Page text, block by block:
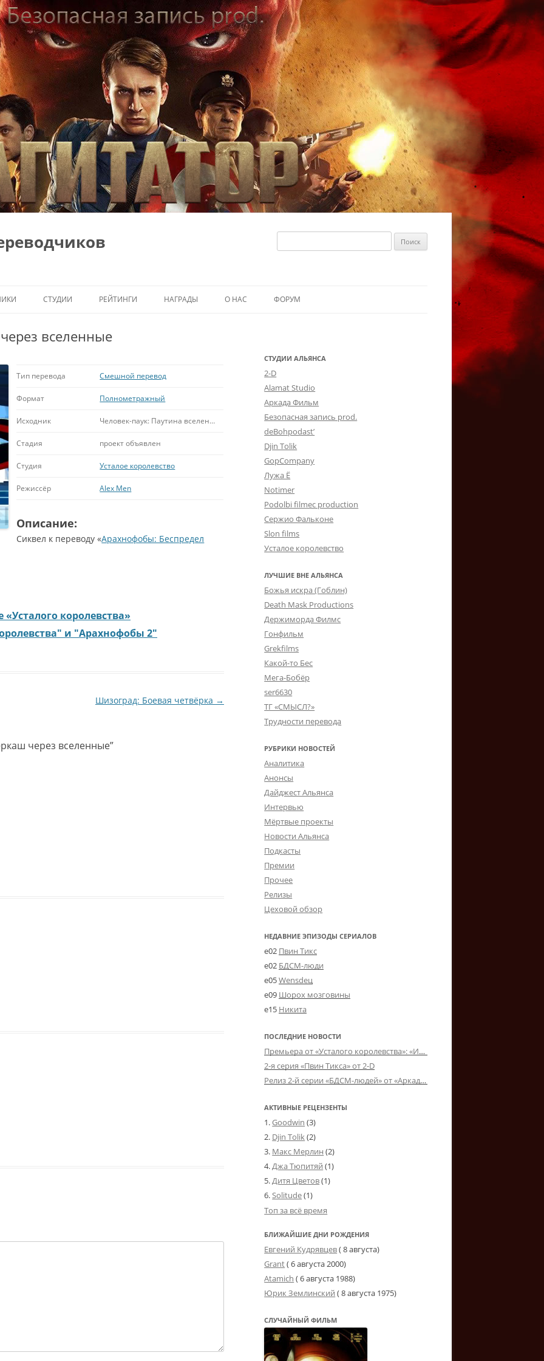
Найти:
СТУДИИ РЕЙТИНГИ НАГРАДЫ О НАС
ИСТОРИЯ АЛЬЯНСА
ФОРУМ
вселенные
Тип перевода Смешной перевод
Формат Полнометражный
Исходник Человек-паук: Паутина вселенных
Стадия проект объявлен
Студия Усталое королевство
Режиссёр Alex Men
Описание:
Сиквел к переводу «Арахнофобы: Беспредел
королевства»
и "Арахнофобы 2"
Шизоград: Боевая четвёрка →
через вселенные”
СТУДИИ АЛЬЯНСА
2-D
Alamat Studio
Аркада Фильм
Безопасная запись prod.
deBohpodast’
Djin Tolik
GopCompany
Лужа Ё
Notimer
Podolbi filmec production
Сержио Фальконе
Slon films
Усталое королевство
ЛУЧШИЕ ВНЕ АЛЬЯНСА
Божья искра (Гоблин)
Death Mask Productions
Держиморда Филмс
Гонфильм
Grekfilms
Какой-то Бес
Мега-Бобёр
ser6630
ТГ «СМЫСЛ?»
Трудности перевода
РУБРИКИ НОВОСТЕЙ
Аналитика
Анонсы
Дайджест Альянса
Интервью
Мёртвые проекты
Новости Альянса
Подкасты
Премии
Прочее
Релизы
Цеховой обзор
НЕДАВНИЕ ЭПИЗОДЫ СЕРИАЛОВ
e02 Пвин Тикс
e02 БДСМ-люди
e05Wensdeц
e09 Шорох мозговины
e15 Никита
ПОСЛЕДНИЕ НОВОСТИ
Премьера от «Усталого королевства»: «Игорь начал»
2-я серия «Пвин Тикса» от 2-D
Релиз 2-й серии «БДСМ-людей» от «Аркада Фильм»
АКТИВНЫЕ РЕЦЕНЗЕНТЫ
Goodwin (3)
Djin Tolik(2)
Макс Мерлин (2)
Джа Тюпитяй (1)
Дитя Цветов(1)
Solitude(1)
Топ за всё время
БЛИЖАЙШИЕ ДНИ РОЖДЕНИЯ
Евгений Кудрявцев( 8 августа)
Grant(6 августа 2000)
Atamich (6 августа 1988)
Юрик Землинский (8 августа 1975)
СЛУЧАЙНЫЙ ФИЛЬМ